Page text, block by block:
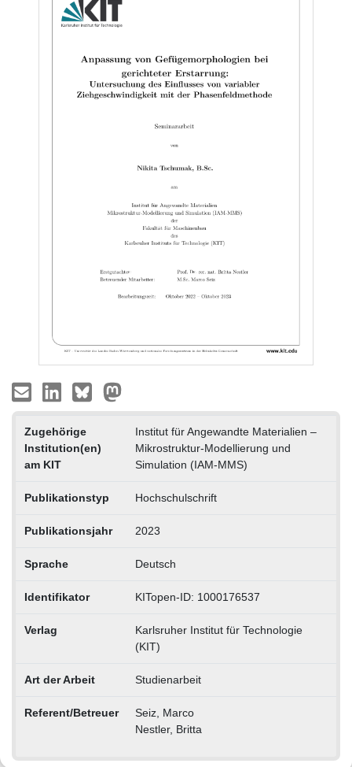
Zugehörige
Institution(en)
am KIT
Institut für Angewandte Materialien –
Mikrostruktur-Modellierung und
Simulation (IAM-MMS)
Publikationstyp Hochschulschrift
Publikationsjahr 2023
Sprache Deutsch
Identifikator KITopen-ID: 1000176537
Verlag
Karlsruher Institut für Technologie
(KIT)
Art der Arbeit Studienarbeit
Referent/Betreuer
Seiz, Marco
Nestler, Britta